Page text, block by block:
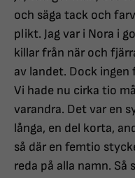
och säga tack och
plikt. Jag var i Nora i
killar från när och
av landet. Dock
Vi hade nu cirka tio
varandra. Det var en
långa, en del korta,
så där en femtio
reda på alla namn.